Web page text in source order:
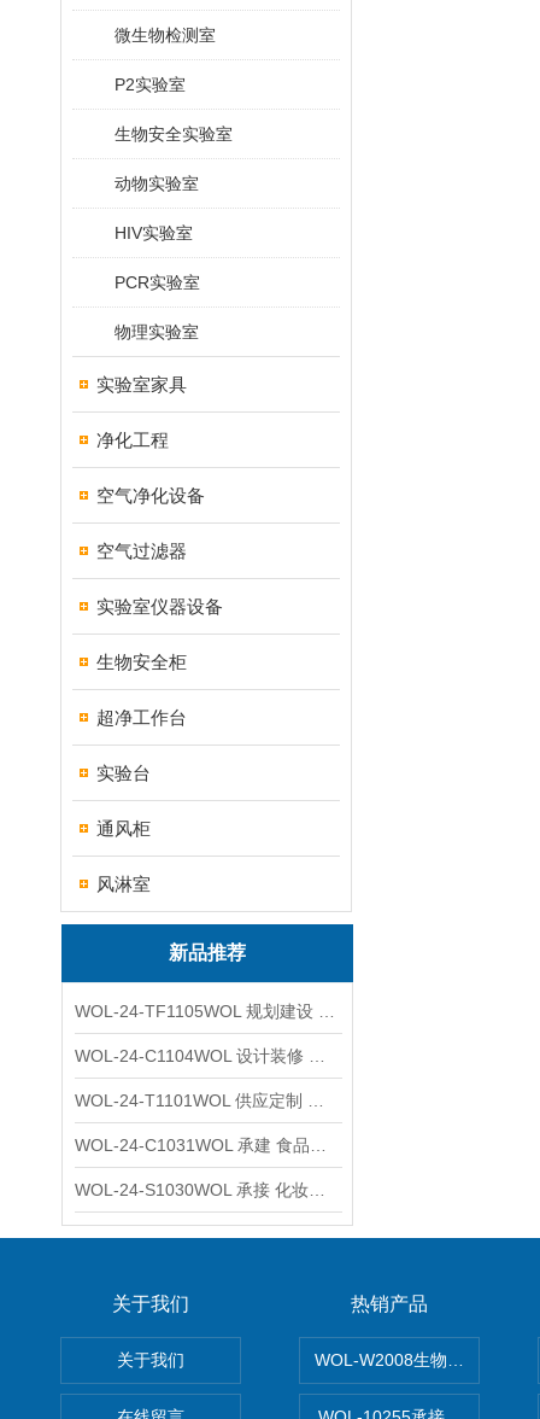
微生物检测室
P2实验室
生物安全实验室
动物实验室
HIV实验室
PCR实验室
物理实验室
实验室家具
净化工程
空气净化设备
空气过滤器
实验室仪器设备
生物安全柜
超净工作台
实验台
通风柜
风淋室
新品推荐
关于我们
关于我们
热销产品
WOL-W2008生物制药GMP